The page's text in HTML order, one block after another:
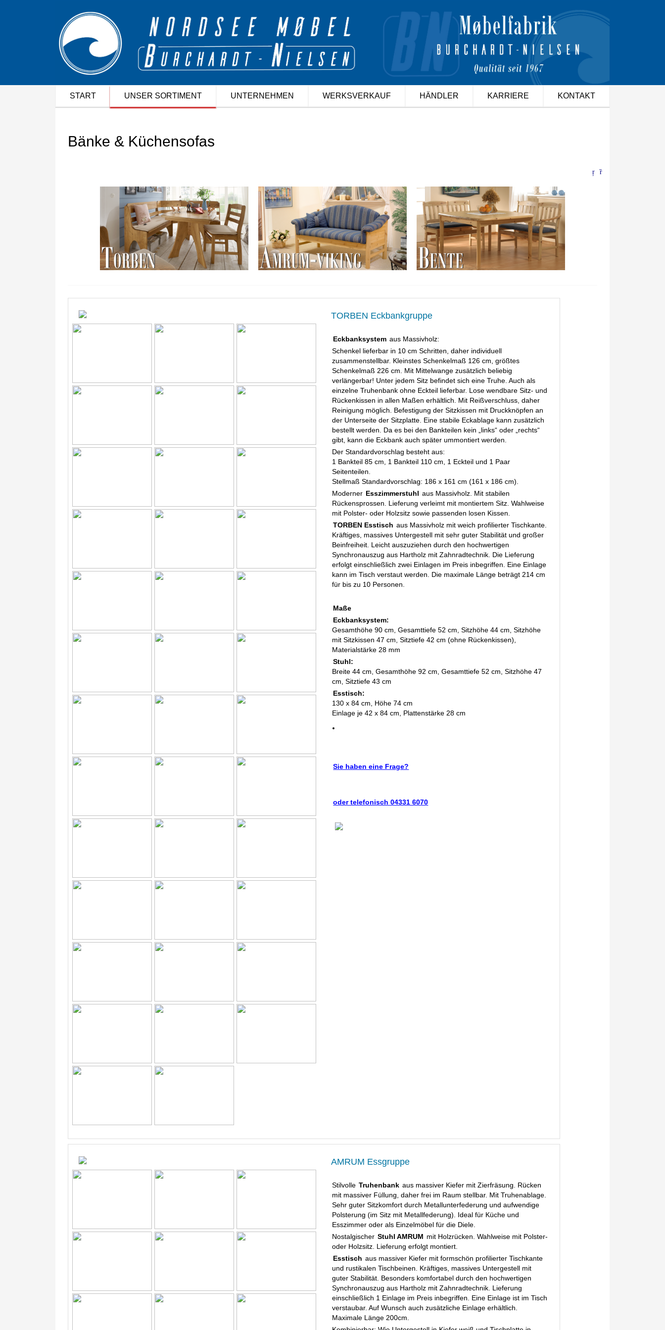
START UNSER SORTIMENT UNTERNEHMEN WERKSVERKAUF HÄNDLER KARRIERE KONTAKT
Bänke & Küchensofas
TORBEN Eckbankgruppe
Eckbanksystem aus Massivholz:
Schenkel lieferbar in 10 cm Schritten, daher individuell
zusammenstellbar. Kleinstes Schenkelmaß 126 cm, größtes
Schenkelmaß 226 cm. Mit Mittelwange zusätzlich beliebig
verlängerbar! Unter jedem Sitz befindet sich eine Truhe. Auch als
einzelne Truhenbank ohne Eckteil lieferbar. Lose wendbare Sitz- und
Rückenkissen in allen Maßen erhältlich. Mit Reißverschluss, daher
Reinigung möglich. Befestigung der Sitzkissen mit Druckknöpfen an
der Unterseite der Sitzplatte. Eine stabile Eckablage kann zusätzlich
bestellt werden. Da es bei den Bankteilen kein „links“ oder „rechts“
gibt, kann die Eckbank auch später ummontiert werden.
Der Standardvorschlag besteht aus:
1 Bankteil 85 cm, 1 Bankteil 110 cm, 1 Eckteil und 1 Paar
Seitenteilen.
Stellmaß Standardvorschlag: 186 x 161 cm (161 x 186 cm).
Moderner Esszimmerstuhl aus Massivholz. Mit stabilen
Rückensprossen. Lieferung verleimt mit montiertem Sitz. Wahlweise
mit Polster- oder Holzsitz sowie passenden losen Kissen.
TORBEN Esstisch aus Massivholz mit weich profilierter Tischkante.
Kräftiges, massives Untergestell mit sehr guter Stabilität und großer
Beinfreiheit. Leicht auszuziehen durch den hochwertigen
Synchronauszug aus Hartholz mit Zahnradtechnik. Die Lieferung
erfolgt einschließlich zwei Einlagen im Preis inbegriffen. Eine Einlage
kann im Tisch verstaut werden. Die maximale Länge beträgt 214 cm
für bis zu 10 Personen.
Maße
Eckbanksystem:
Gesamthöhe 90 cm, Gesamttiefe 52 cm, Sitzhöhe 44 cm, Sitzhöhe
mit Sitzkissen 47 cm, Sitztiefe 42 cm (ohne Rückenkissen),
Materialstärke 28 mm
Stuhl:
Breite 44 cm, Gesamthöhe 92 cm, Gesamttiefe 52 cm, Sitzhöhe 47
cm, Sitztiefe 43 cm
Esstisch:
130 x 84 cm, Höhe 74 cm
Einlage je 42 x 84 cm, Plattenstärke 28 cm
Sie haben eine Frage?
oder telefonisch 04331 6070
AMRUM Essgruppe
Stilvolle Truhenbank aus massiver Kiefer mit Zierfräsung. Rücken
mit massiver Füllung, daher frei im Raum stellbar. Mit Truhenablage.
Sehr guter Sitzkomfort durch Metallunterfederung und aufwendige
Polsterung (im Sitz mit Metallfederung). Ideal für Küche und
Esszimmer oder als Einzelmöbel für die Diele.
Nostalgischer Stuhl AMRUM mit Holzrücken. Wahlweise mit Polster-
oder Holzsitz. Lieferung erfolgt montiert.
Esstisch aus massiver Kiefer mit formschön profilierter Tischkante
und rustikalen Tischbeinen. Kräftiges, massives Untergestell mit
guter Stabilität. Besonders komfortabel durch den hochwertigen
Synchronauszug aus Hartholz mit Zahnradtechnik. Lieferung
einschließlich 1 Einlage im Preis inbegriffen. Eine Einlage ist im Tisch
verstaubar. Auf Wunsch auch zusätzliche Einlage erhältlich.
Maximale Länge 200cm.